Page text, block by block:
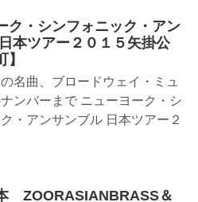
ク・シンフォニック・アン
本ツアー２０１５矢掛公
名曲、ブロードウェイ・ミュ
ンバーまで ニューヨーク・シ
・アンサンブル 日本ツアー２
ZOORASIANBRASS＆